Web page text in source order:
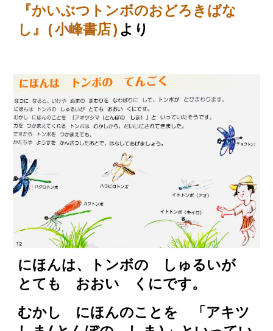
『かいぶつトンボのおどろきばな
し』(小峰書店) より
にほんは、トンボの しゅるいが
とても おおい くにです。
むかし にほんのことを 「アキツ